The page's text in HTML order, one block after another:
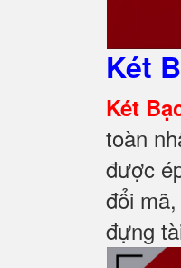
Két
Két
toàn
được
đổi mã,
đựng